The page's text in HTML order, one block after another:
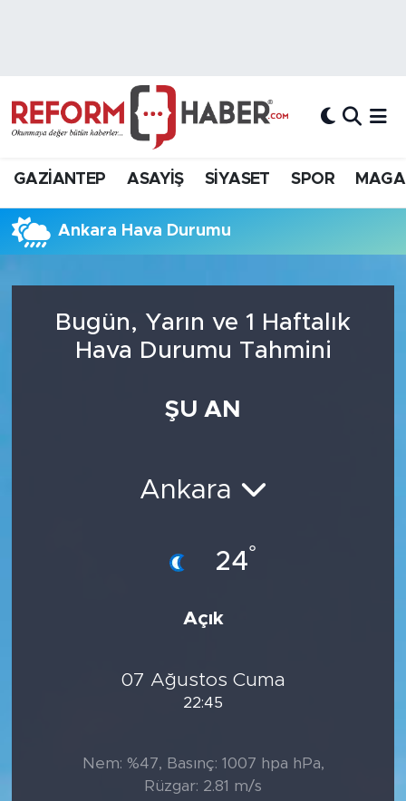
GAZİANTEP ASAYİŞ SİYASET SPOR
Ankara Hava Durumu
Bugün, Yarın ve 1 Haftalık
Hava Durumu Tahmini
ŞU AN
Ankara
24°
Açık
07 Ağustos Cuma
22:45
Nem: %47, Basınç: 1007 hpa hPa,
Rüzgar: 2.81 m/s
Hava Durumu
Süper Lig Puan Durumu ve Fikstür
Tüm Manşetler
Haber Arşivi